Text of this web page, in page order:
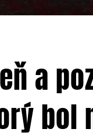
a
bol